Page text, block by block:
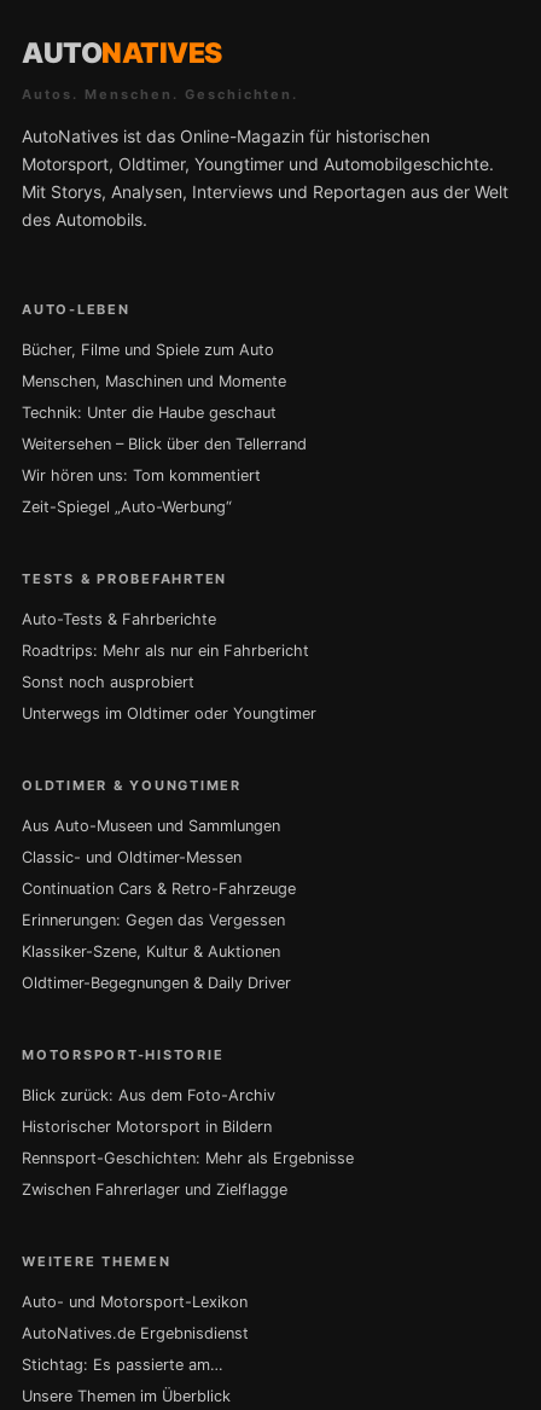
AUTONATIVES
Autos. Menschen. Geschichten.
AutoNatives ist das Online-Magazin für historischen
Motorsport, Oldtimer, Youngtimer und Automobilgeschichte.
Mit Storys, Analysen, Interviews und Reportagen aus der Welt
des Automobils.
AUTO-LEBEN
Bücher, Filme und Spiele zum Auto
Menschen, Maschinen und Momente
Technik: Unter die Haube geschaut
Weitersehen – Blick über den Tellerrand
Wir hören uns: Tom kommentiert
Zeit-Spiegel „Auto-Werbung“
TESTS & PROBEFAHRTEN
Auto-Tests & Fahrberichte
Roadtrips: Mehr als nur ein Fahrbericht
Sonst noch ausprobiert
Unterwegs im Oldtimer oder Youngtimer
OLDTIMER & YOUNGTIMER
Aus Auto-Museen und Sammlungen
Classic- und Oldtimer-Messen
Continuation Cars & Retro-Fahrzeuge
Erinnerungen: Gegen das Vergessen
Klassiker-Szene, Kultur & Auktionen
Oldtimer-Begegnungen & Daily Driver
MOTORSPORT-HISTORIE
Blick zurück: Aus dem Foto-Archiv
Historischer Motorsport in Bildern
Rennsport-Geschichten: Mehr als Ergebnisse
Zwischen Fahrerlager und Zielflagge
WEITERE THEMEN
Auto- und Motorsport-Lexikon
AutoNatives.de Ergebnisdienst
Stichtag: Es passierte am…
Unsere Themen im Überblick